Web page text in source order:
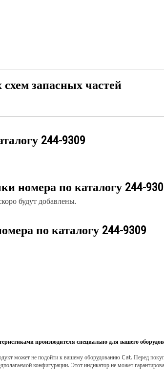
запасных частей
244-9309
номера по каталогу 244-
будут добавлены.
по каталогу 244-9309
производителя специально для вашего
может не подойти к вашему оборудованию Cat. Перед
конфигурации. Этот индикатор не может